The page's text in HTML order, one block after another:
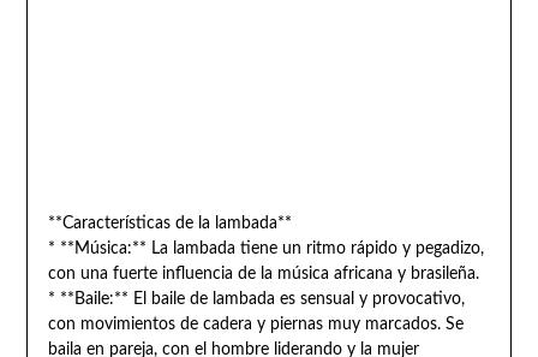
**Características de la lambada**
* **Música:** La lambada tiene un ritmo rápido y pegadizo,
con una fuerte influencia de la música africana y brasileña.
* **Baile:** El baile de lambada es sensual y provocativo,
con movimientos de cadera y piernas muy marcados. Se
baila en pareja, con el hombre liderando y la mujer